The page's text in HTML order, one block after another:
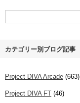
カテゴリー別ブログ記事
Project DIVA Arcade (663)
Project DIVA FT (46)